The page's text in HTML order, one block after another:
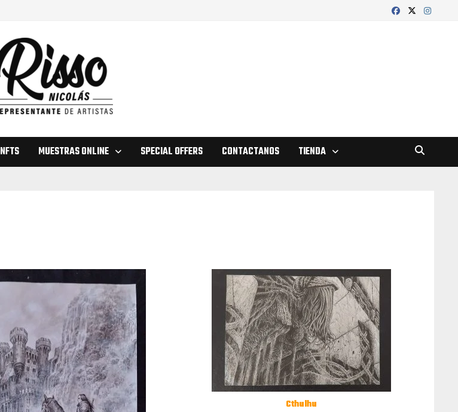
NFTS MUESTRAS ONLINE SPECIAL OFFERS CONTACTANOS TIENDA
Cthulhu